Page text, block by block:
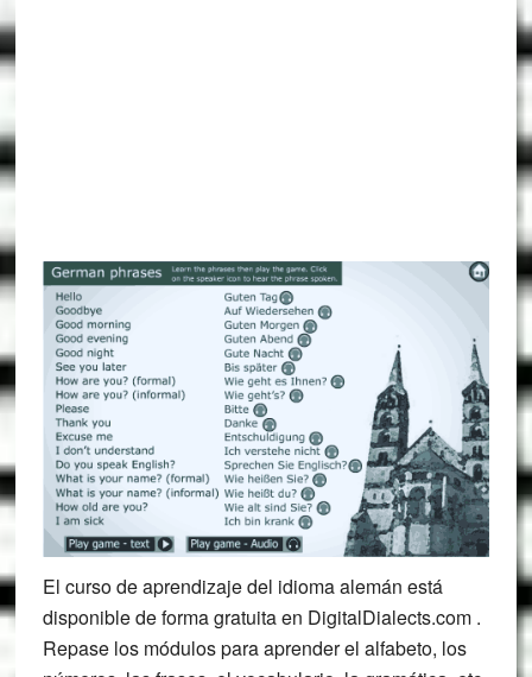
El curso de aprendizaje del idioma alemán está
disponible de forma gratuita en DigitalDialects.com .
Repase los módulos para aprender el alfabeto, los